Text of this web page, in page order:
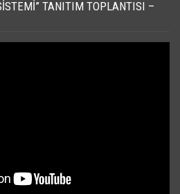
TANITIM TOPLANTISI –